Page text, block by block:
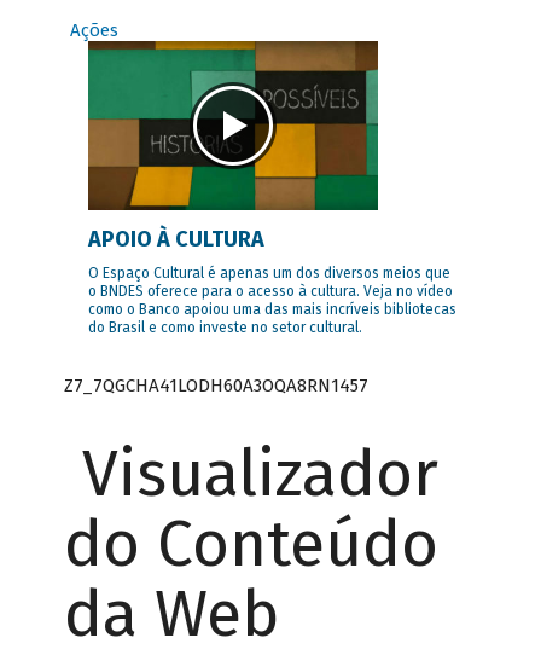
Ações
APOIO À CULTURA
O Espaço Cultural é apenas um dos diversos meios que
o BNDES oferece para o acesso à cultura. Veja no vídeo
como o Banco apoiou uma das mais incríveis bibliotecas
do Brasil e como investe no setor cultural.
Z7_7QGCHA41LODH60A3OQA8RN1457
Visualizador
do Conteúdo
da Web